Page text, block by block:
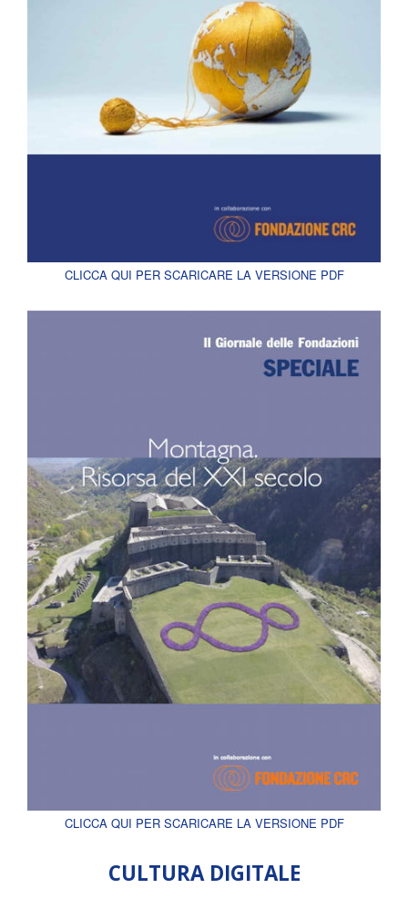
CLICCA QUI PER SCARICARE LA VERSIONE PDF
CLICCA QUI PER SCARICARE LA VERSIONE PDF
CULTURA DIGITALE